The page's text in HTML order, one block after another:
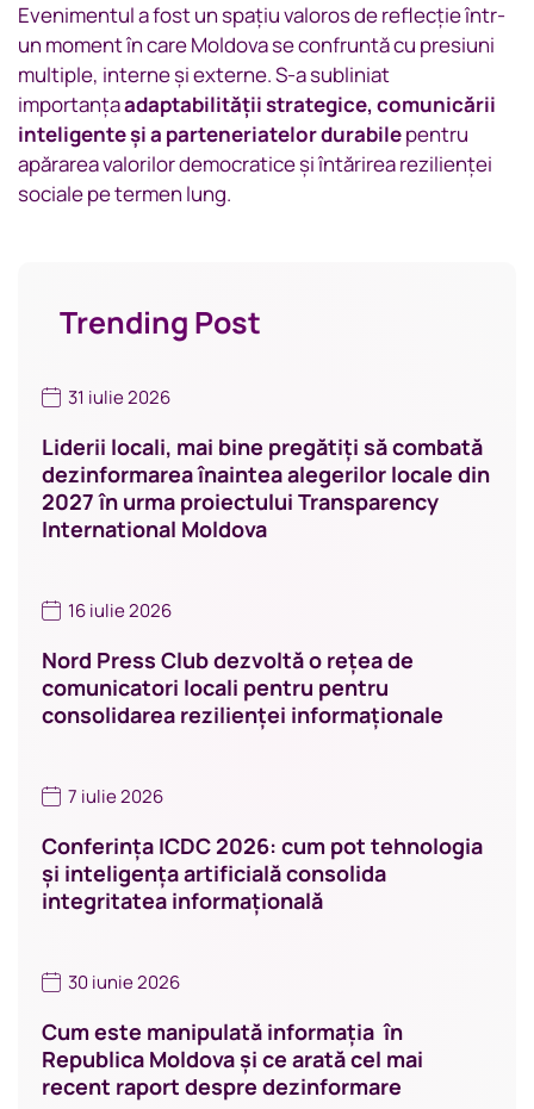
Evenimentul a fost un spațiu valoros de reflecție într-
un moment în care Moldova se confruntă cu presiuni
multiple, interne și externe. S-a subliniat
importanțaadaptabilității strategice, comunicării
inteligente și a parteneriatelor durabilepentru
apărarea valorilor democratice și întărirea rezilienței
sociale pe termen lung.
Trending Post
31 iulie 2026
Liderii locali, mai bine pregătiți să combată
dezinformarea înaintea alegerilor locale din
2027 în urma proiectului Transparency
International Moldova
16 iulie 2026
Nord Press Club dezvoltă o rețea de
comunicatori locali pentru pentru
consolidarea rezilienței informaționale
7 iulie 2026
Conferința ICDC 2026: cum pot tehnologia
și inteligența artificială consolida
integritatea informațională
30 iunie 2026
Cum este manipulată informația în
Republica Moldova și ce arată cel mai
recent raport despre dezinformare